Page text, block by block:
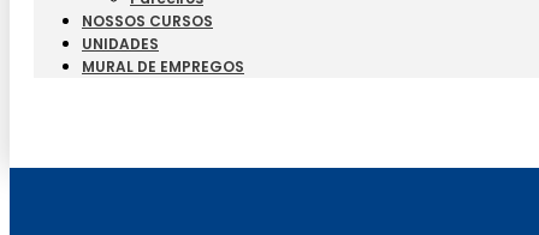
NOSSOS CURSOS
UNIDADES
MURAL DE EMPREGOS